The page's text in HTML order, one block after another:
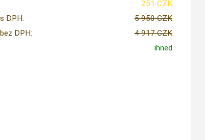
251 CZK
DPH:
5 950 CZK
DPH:
4 917 CZK
ihned